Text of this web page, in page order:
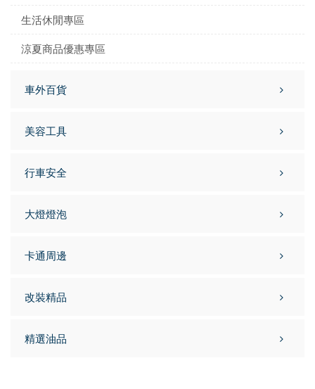
生活休閒專區
涼夏商品優惠專區
車外百貨
美容工具
行車安全
大燈燈泡
卡通周邊
改裝精品
精選油品